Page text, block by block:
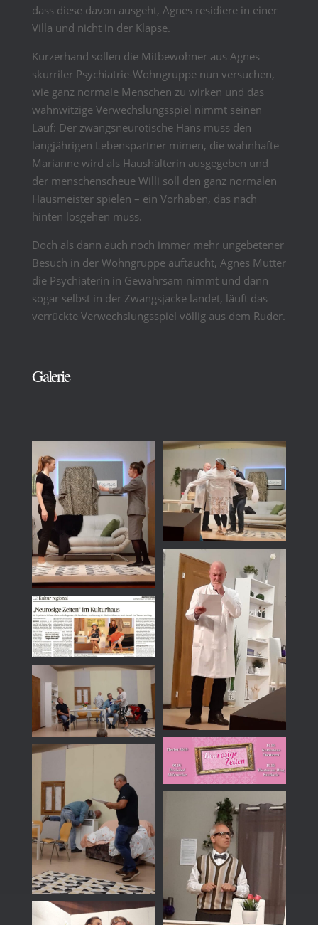
dass diese davon ausgeht, Agnes residiere in einer
Villa und nicht in der Klapse.
Kurzerhand sollen die Mitbewohner aus Agnes
skurriler Psychiatrie-Wohngruppe nun versuchen,
wie ganz normale Menschen zu wirken und das
wahnwitzige Verwechslungsspiel nimmt seinen
Lauf: Der zwangsneurotische Hans muss den
langjährigen Lebenspartner mimen, die wahnhafte
Marianne wird als Haushälterin ausgegeben und
der menschenscheue Willi soll den ganz normalen
Hausmeister spielen – ein Vorhaben, das nach
hinten losgehen muss.
Doch als dann auch noch immer mehr ungebetener
Besuch in der Wohngruppe auftaucht, Agnes Mutter
die Psychiaterin in Gewahrsam nimmt und dann
sogar selbst in der Zwangsjacke landet, läuft das
verrückte Verwechslungsspiel völlig aus dem Ruder.
Galerie